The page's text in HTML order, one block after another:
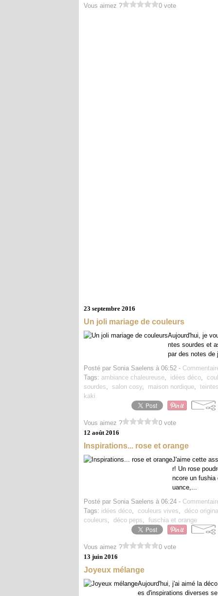
Vous aimez ? 0 vote
23 septembre 2016
Un joli mariage de couleurs
Aujourd'hui, je
ntes sourdes et
par des notes de
Posté par Sonia Saelens à 06:52 -
Tags: ambiance chaleureuse, idées déco,
sourdes, salon cosy, maison nordique,
kaki
Vous aimez ?
0 vote
12 août 2016
Inspirations... rose et orange
J'aime cette
r! Un rose
ncore un fushia
uance,...
Posté par Sonia Saelens à 06:24 -
Tags: idées déco, couleurs vives, déco
couleurs, déco peps, fuschia et orange
Vous aimez ?
0 vote
13 juin 2016
Joyeux mélange
Aujourd'hui, j'ai aimé la
es d'inspirations diverses